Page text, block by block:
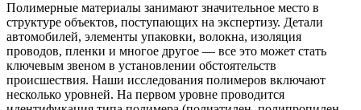
Полимерные материалы занимают значительное место в
структуре объектов, поступающих на экспертизу. Детали
автомобилей, элементы упаковки, волокна, изоляция
проводов, пленки и многое другое — все это может стать
ключевым звеном в установлении обстоятельств
происшествия. Наши исследования полимеров включают
несколько уровней. На первом уровне проводится